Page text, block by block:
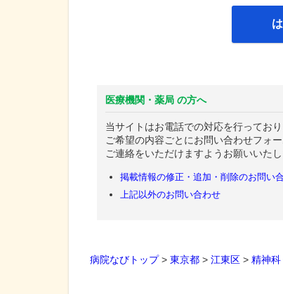
医療機関・薬局 の方へ
当サイトはお電話での対応を行っており
ご希望の内容ごとにお問い合わせフォ
ご連絡をいただけますようお願いいたし
掲載情報の修正・追加・削除のお問い
上記以外のお問い合わせ
病院なびトップ> 東京都 > 江東区 > 精神科